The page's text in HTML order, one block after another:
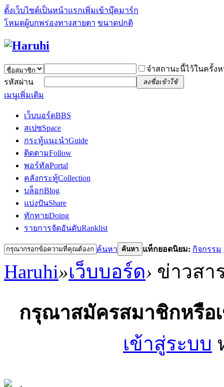
ตั้งเว็บไซต์เป็นหน้าแรกเพิ่มเข้าบุ๊คมาร์ก
โหมดผู้บกพร่องทางสายตา ขนาดปกติ
จำสถานะนี้ไว้ในครั้ง
รหัสผ่าน
ลงชื่อเข้าใช้
เมนูเพิ่มเติม
เว็บบอร์ดBBS
สเปซSpace
กระทู้แนะนำGuide
ติดตามFollow
พอร์ทัลPortal
คลังกระทู้Collection
บล็อกBlog
แบ่งปันShare
ทักทายDoing
รายการจัดอันดับRanklist
ค้นหา ค้นหา แท็กยอดนิยม: กิจกรรม
Haruhi»เว็บบอร์ด› ข่าวสา
กรุณาสมัครสมาชิกหรือ
เข้าสู่ระบบ